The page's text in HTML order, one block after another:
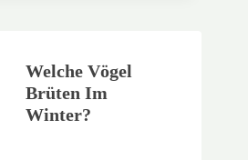
Welche Vögel
Brüten Im
Winter?